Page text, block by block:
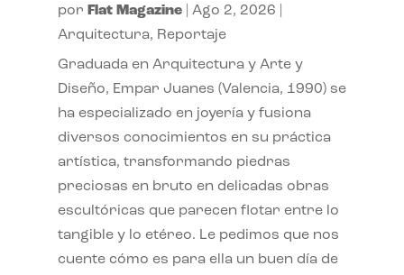
por Flat Magazine| Ago 2, 2026
Arquitectura, Reportaje
Graduada en Arquitectura y Arte y
Diseño, Empar Juanes (Valencia, 1990) se
ha especializado en joyería y fusiona
diversos conocimientos en su práctica
artística, transformando piedras
preciosas en bruto en delicadas obras
escultóricas que parecen flotar entre lo
tangible y lo etéreo. Le pedimos que nos
cuente cómo es para ella un buen día de